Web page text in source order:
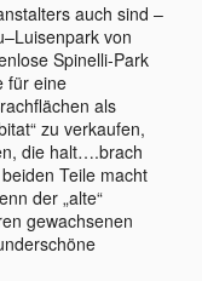
auch sind –
von
Spinelli-Park
für eine
als
zu verkaufen,
die halt….brach
Teile macht
der „alte“
gewachsenen